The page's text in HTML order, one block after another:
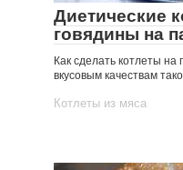
Диетические
говядины на
Как сделать котлеты на
вкусовым качествам
Котлеты из мяса